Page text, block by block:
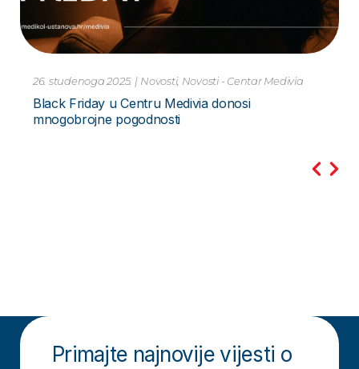
10. studenoga 2023.| Novosti
Pretraga PCR Metodom – za Hripavac –
Bordetella Pertussis Novo
Primajte najnovije vijesti o